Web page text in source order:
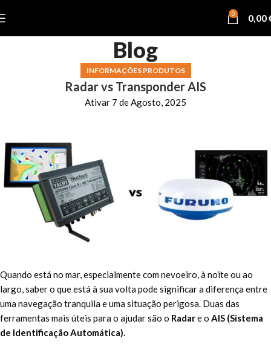
0 0,00
Blog
INFORMAÇÕES PRODUTOS
Radar vs Transponder AIS
Ativar 7 de Agosto, 2025
Quando está no mar, especialmente com nevoeiro, à noite ou ao
largo, saber o que está à sua volta pode significar a diferença entre
uma navegação tranquila e uma situação perigosa. Duas das
ferramentas mais úteis para o ajudar são o Radare o AIS (Sistema
de Identificação Automática).